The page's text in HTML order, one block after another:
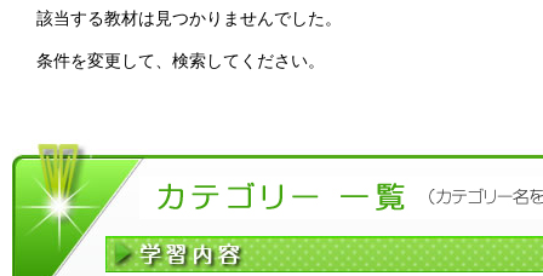
該当する教材は見つかりませんでした。
条件を変更して、検索してください。